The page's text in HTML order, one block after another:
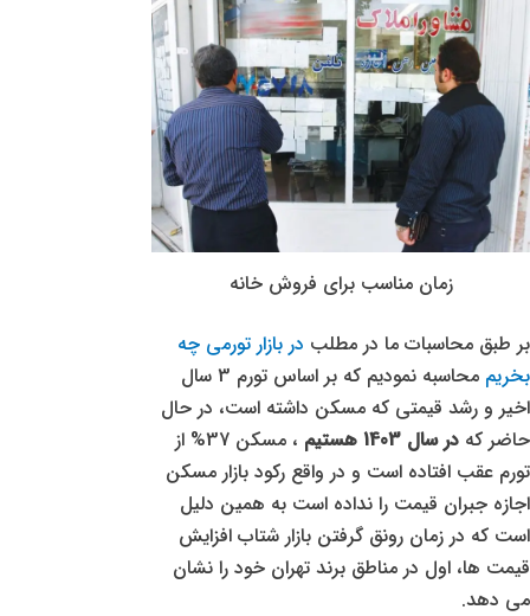
زمان مناسب برای فروش خانه
بر طبق محاسبات ما در مطلب در بازار تورمی چه
بخریم
محاسبه نمودیم که بر اساس تورم 3 سال
اخیر و رشد قیمتی که مسکن داشته است، در حال
حاضر که در سال 1403 هستیم
، مسکن 37% از
تورم عقب افتاده است و در واقع رکود بازار مسکن
اجازه جبران قیمت را نداده است به همین دلیل
است که در زمان رونق گرفتن بازار شتاب افزایش
قیمت ها، اول در مناطق برند تهران خود را نشان
می دهد.